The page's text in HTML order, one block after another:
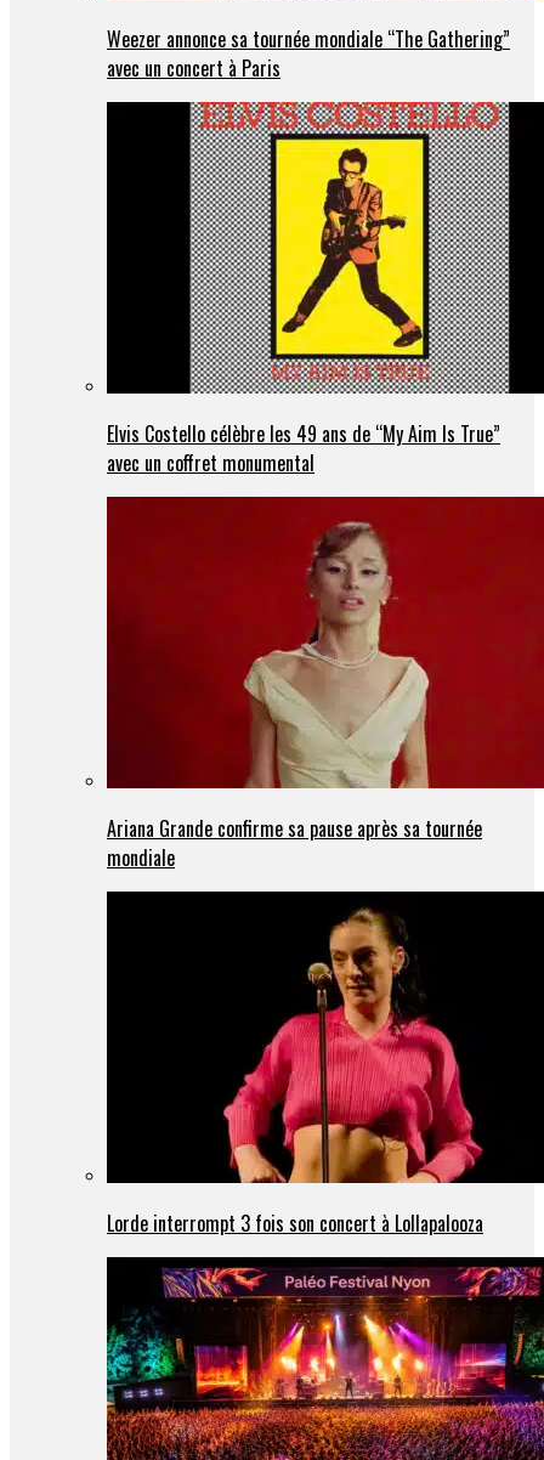
Weezer annonce sa tournée mondiale “The Gathering”
avec un concert à Paris
Elvis Costello célèbre les 49 ans de “My Aim Is True”
avec un coffret monumental
Ariana Grande confirme sa pause après sa tournée
mondiale
Lorde interrompt 3 fois son concert à Lollapalooza